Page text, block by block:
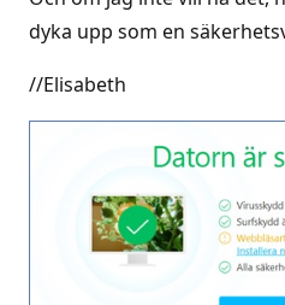
dyka upp som en
//Elisabeth